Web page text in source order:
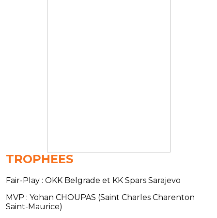
TROPHEES
Fair-Play : OKK Belgrade et KK Spars Sarajevo
MVP : Yohan CHOUPAS (Saint Charles Charenton
Saint-Maurice)